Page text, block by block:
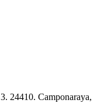
24410. Camponaraya,